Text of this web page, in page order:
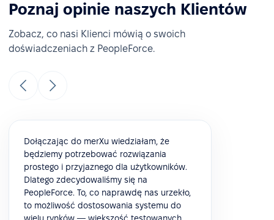
Poznaj opinie naszych Klientów
Zobacz, co nasi Klienci mówią o swoich
doświadczeniach z PeopleForce.
Dołączając do merXu wiedziałam, że
będziemy potrzebować rozwiązania
prostego i przyjaznego dla użytkowników.
Dlatego zdecydowaliśmy się na
PeopleForce. To, co naprawdę nas urzekło,
to możliwość dostosowania systemu do